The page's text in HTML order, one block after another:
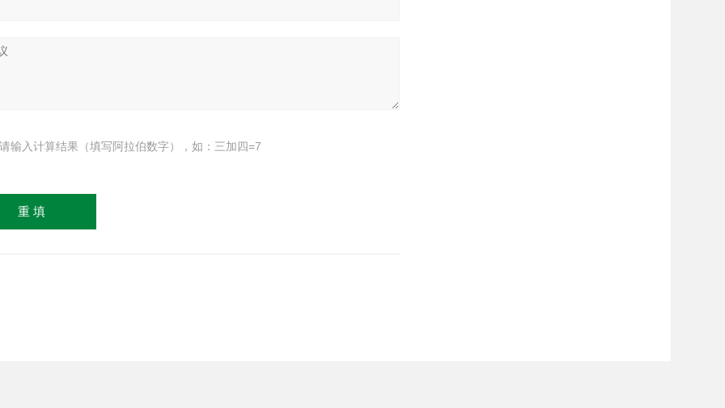
请输入计算结果（填写阿拉伯数字），如：三加四=7